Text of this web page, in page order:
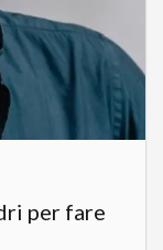
per fare